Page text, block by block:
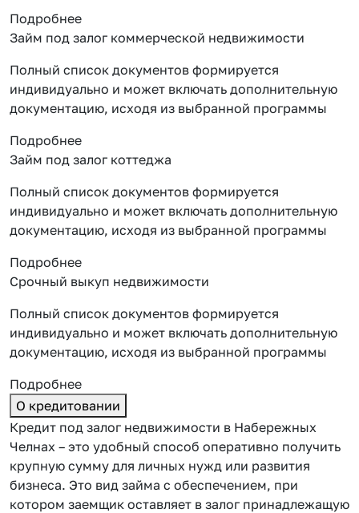
Подробнее
Займ под залог коммерческой недвижимости
Полный список документов формируется
индивидуально и может включать дополнительную
документацию, исходя из выбранной программы
Подробнее
Займ под залог коттеджа
Полный список документов формируется
индивидуально и может включать дополнительную
документацию, исходя из выбранной программы
Подробнее
Срочный выкуп недвижимости
Полный список документов формируется
индивидуально и может включать дополнительную
документацию, исходя из выбранной программы
Подробнее
О кредитовании
Кредит под залог недвижимости в Набережных
Челнах – это удобный способ оперативно получить
крупную сумму для личных нужд или развития
бизнеса. Это вид займа с обеспечением, при
котором заемщик оставляет в залог принадлежащую